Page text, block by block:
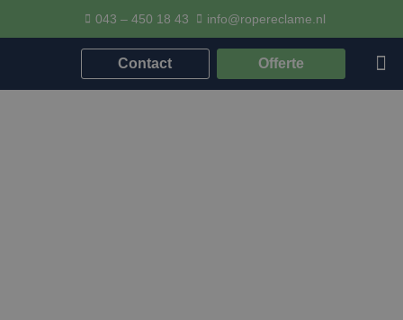
043 – 450 18 43 info@ropereclame.nl
Contact Offerte